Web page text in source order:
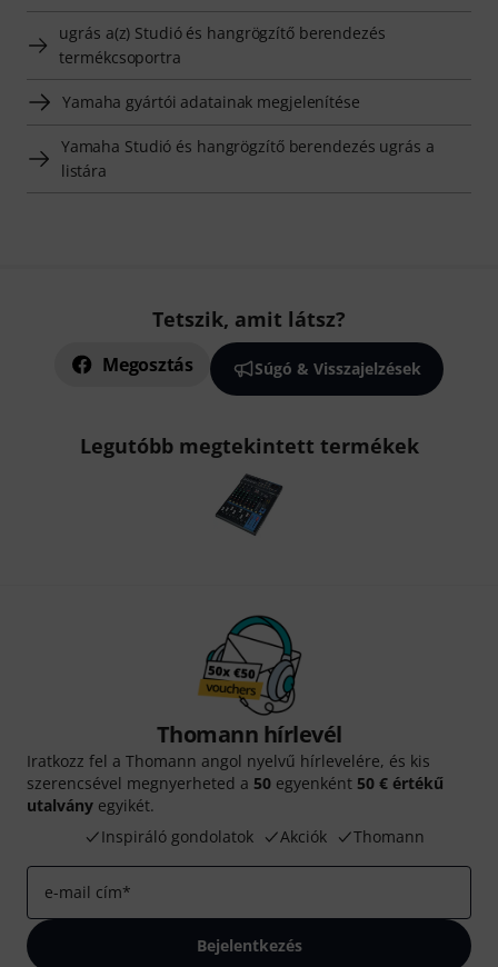
ugrás a(z) Studió és hangrögzítő berendezés
termékcsoportra
Yamaha gyártói adatainak megjelenítése
Yamaha Studió és hangrögzítő berendezés ugrás a
listára
Tetszik, amit látsz?
Megosztás Súgó & Visszajelzések
Legutóbb megtekintett termékek
Thomann hírlevél
Iratkozz fel a Thomann angol nyelvű hírlevelére, és kis
szerencsével megnyerheted a 50 egyenként 50 € értékű
utalvány egyikét.
Inspiráló gondolatok
Akciók Thomann
e-mail cím*
Bejelentkezés